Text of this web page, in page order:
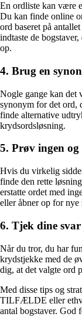
En ordliste kan være
Du kan finde online
ord baseret på
indtaste de
op.
4. Brug en
Nogle gange kan det
synonym for det ord,
finde alternative
krydsordsløsning.
5. Prøv ingen og
Hvis du virkelig
finde den rette
erstatte ordet med
eller åbner op for nye
6. Tjek dine svar
Når du tror, du har
krydstjekke med de
dig, at det valgte ord
Med disse tips og
TILFÆLDE eller
antal bogstaver. God